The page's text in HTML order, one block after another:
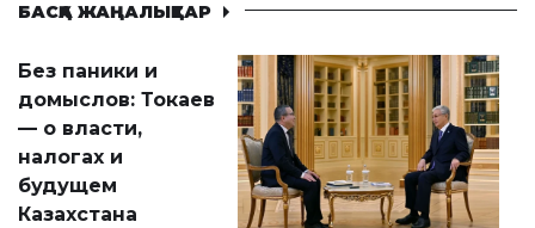
БАСҚА ЖАҢАЛЫҚТАР
Без паники и
домыслов: Токаев
— о власти,
налогах и
будущем
Казахстана